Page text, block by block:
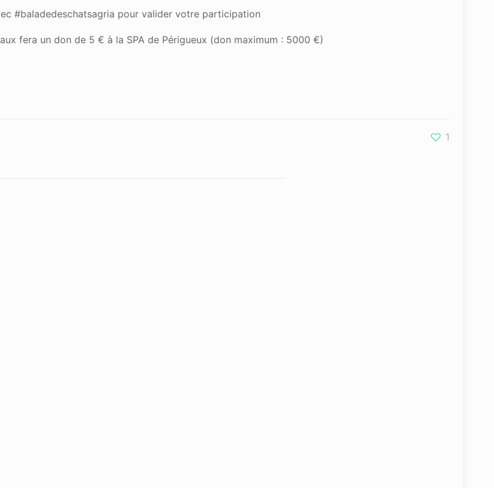
#baladedeschatsagria pour valider votre participation
fera un don de 5 € à la SPA de Périgueux (don maximum : 5000 €)
1